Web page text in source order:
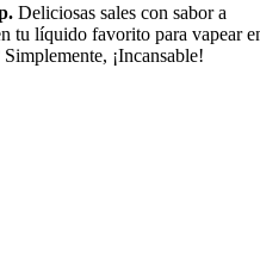
Deliciosas sales con sabor a
tu líquido favorito para vapear
¡Incansable!